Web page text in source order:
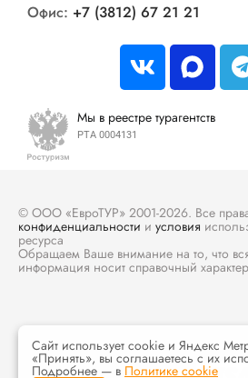
Офис: +7 (3812) 67 21 21
Мы в реестре турагентств
РТА 0004131
© ООО «ЕвроТУР» 2001-2026. Все
конфиденциальности и условия
ресурса
Обращаем Ваше внимание на то, что
информация носит справочный
Сайт использует cookie и Яндекс
«Принять», вы соглашаетесь с их
Подробнее — в Политике cookie